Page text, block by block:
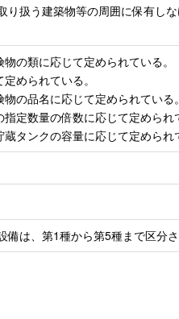
扱う建築物等の周囲に保有し
の類に応じて定められている。
められている。
の品名に応じて定められている。
定数量の倍数に応じて定められ
タンクの容量に応じて定められ
は、第1種から第5種まで区分